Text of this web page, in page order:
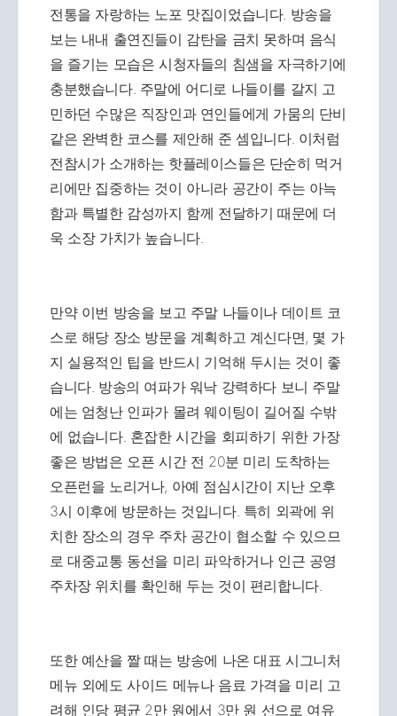
전통을 자랑하는 노포 맛집이었습니다. 방송을
보는 내내 출연진들이 감탄을 금치 못하며 음식
을 즐기는 모습은 시청자들의 침샘을 자극하기에
충분했습니다. 주말에 어디로 나들이를 갈지 고
민하던 수많은 직장인과 연인들에게 가뭄의 단비
같은 완벽한 코스를 제안해 준 셈입니다. 이처럼
전참시가 소개하는 핫플레이스들은 단순히 먹거
리에만 집중하는 것이 아니라 공간이 주는 아늑
함과 특별한 감성까지 함께 전달하기 때문에 더
욱 소장 가치가 높습니다.
만약 이번 방송을 보고 주말 나들이나 데이트 코
스로 해당 장소 방문을 계획하고 계신다면, 몇 가
지 실용적인 팁을 반드시 기억해 두시는 것이 좋
습니다. 방송의 여파가 워낙 강력하다 보니 주말
에는 엄청난 인파가 몰려 웨이팅이 길어질 수밖
에 없습니다. 혼잡한 시간을 회피하기 위한 가장
좋은 방법은 오픈 시간 전 20분 미리 도착하는
오픈런을 노리거나, 아예 점심시간이 지난 오후
3시 이후에 방문하는 것입니다. 특히 외곽에 위
치한 장소의 경우 주차 공간이 협소할 수 있으므
로 대중교통 동선을 미리 파악하거나 인근 공영
주차장 위치를 확인해 두는 것이 편리합니다.
또한 예산을 짤 때는 방송에 나온 대표 시그니처
메뉴 외에도 사이드 메뉴나 음료 가격을 미리 고
려해 인당 평균 2만 원에서 3만 원 선으로 여유